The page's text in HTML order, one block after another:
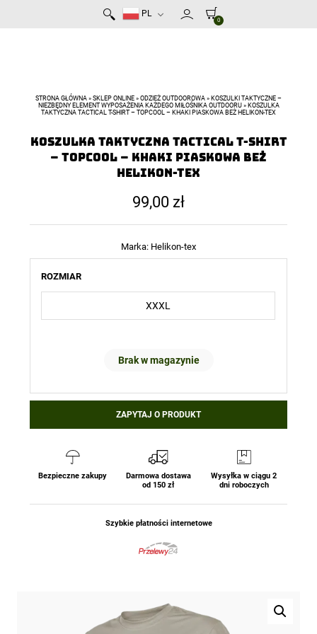
PL
0
STRONA GŁÓWNA » SKLEP ONLINE » ODZIEŻ OUTDOOROWA » KOSZULKI TAKTYCZNE –
NIEZBĘDNY ELEMENT WYPOSAŻENIA KAŻDEGO MIŁOŚNIKA OUTDOORU» KOSZULKA
TAKTYCZNA TACTICAL T-SHIRT – TOPCOOL – KHAKI PIASKOWA BEŻ HELIKON-TEX
Koszulka taktyczna TACTICAL T-Shirt
– TopCool – Khaki Piaskowa Beż
Helikon-Tex
99,00 zł
Marka: Helikon-tex
ROZMIAR
Brak w magazynie
ZAPYTAJ O PRODUKT
Bezpieczne zakupy
Darmowa dostawa
od 150 zł
Wysyłka w ciągu 2
dni roboczych
Szybkie płatności internetowe